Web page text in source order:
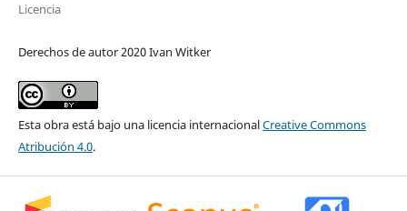
Licencia
Derechos de autor 2020 Ivan Witker
Esta obra está bajo una licencia internacionalCreative Commons
Atribución 4.0.